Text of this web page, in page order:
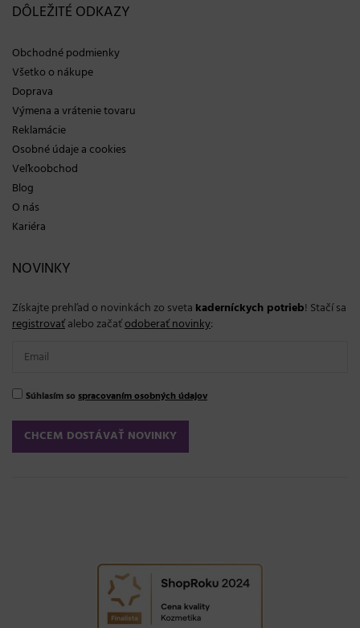
DÔLEŽITÉ ODKAZY
Obchodné podmienky
Všetko o nákupe
Doprava
Výmena a vrátenie tovaru
Reklamácie
Osobné údaje a cookies
Veľkoobchod
Blog
O nás
Kariéra
NOVINKY
Získajte prehľad o novinkách zo sveta kaderníckych potrieb! Stačí sa
registrovaťalebo začaťodoberať novinky:
Súhlasím so spracovaním osobných údajov